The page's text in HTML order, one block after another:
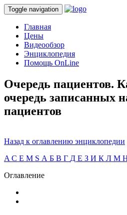
Toggle navigation
Главная
Цены
Видеообзор
Энциклопедия
Помощь OnLine
Очередь пациентов.
очередь записанных
пациентов
Назад к оглавлению энциклопедии
A C E M S А Б В Г Д Е З И К Л М
Оглавление